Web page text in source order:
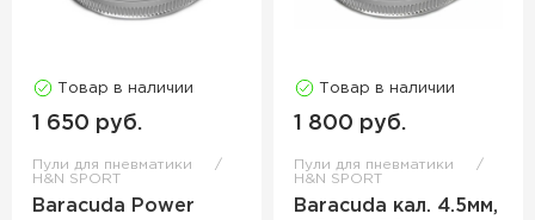
Товар в наличии
1 650 руб.
Пули для пневматики
H&N SPORT
Baracuda Power
Товар в наличии
1 800 руб.
Пули для пневматики
H&N SPORT
Baracuda кал. 4.5мм,